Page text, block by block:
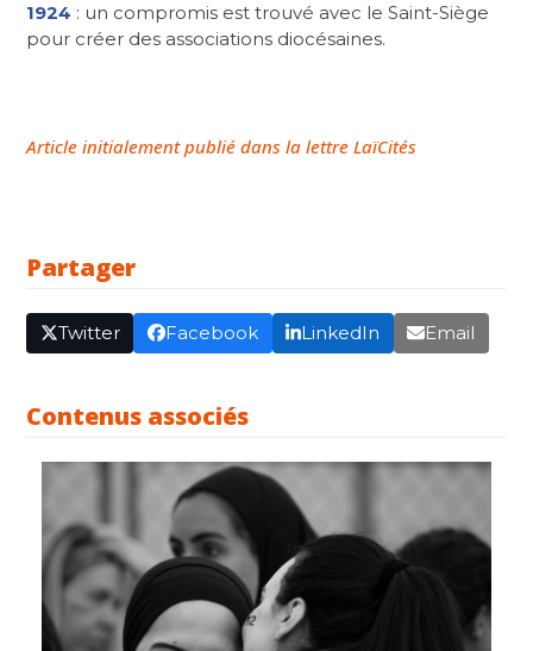
1924 : un compromis est trouvé avec le Saint-Siège
pour créer des associations diocésaines.
Article initialement publié dans la lettre LaïCités
Partager
Twitter Facebook LinkedIn Email
Contenus associés